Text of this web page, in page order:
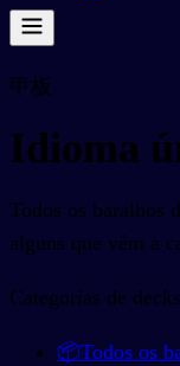
甲板
Idioma
Todos os baralhos
alguns que vêm a
Categorias de decks
📦Todos os